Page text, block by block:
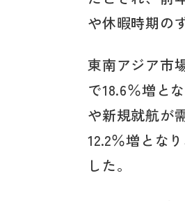
や休暇時期の
東南アジア市
で18.6％増と
や新規就航が
12.2％増とな
した。